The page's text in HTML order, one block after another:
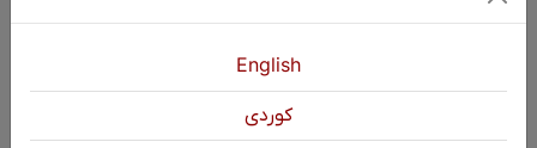
bêhempa de agahiyên din jî ev in:
Tê gotin ku 1000 sal beriya zayînê jî
mirovan di vê şikeftê de jiyan kirine.
English
كوردی